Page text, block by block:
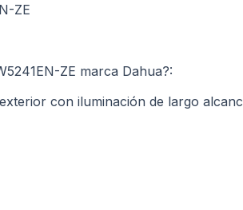
ZE
ZE marca Dahua?:
con iluminación de largo